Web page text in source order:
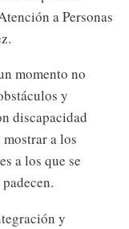
a Personas
momento no
y
discapacidad
a los
a los que se
y